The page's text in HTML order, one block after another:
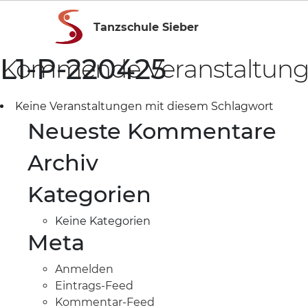
Tanzschule Sieber
L1-P-220425
Kommende
Keine Veranstaltungen mit diesem Schlagwort
Neueste Kommentare
Archiv
Kategorien
Keine Kategorien
Meta
Anmelden
Eintrags-Feed
Kommentar-Feed